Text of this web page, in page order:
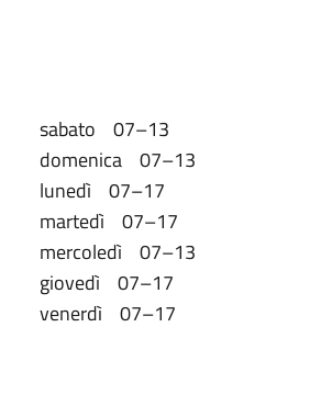
sabato 07–13
domenica 07–13
lunedì 07–17
martedì 07–17
mercoledì 07–13
giovedì 07–17
venerdì 07–17